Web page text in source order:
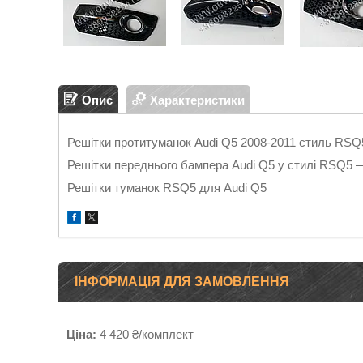
Опис Характеристики
Решітки протитуманок Audi Q5 2008-2011 стиль
Решітки переднього бампера Audi Q5 у стилі RSQ5
Решітки туманок RSQ5 для Audi Q5
ІНФОРМАЦІЯ ДЛЯ ЗАМОВЛЕННЯ
Ціна: 4 420 ₴/комплект